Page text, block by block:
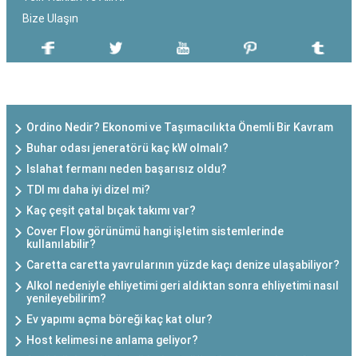
Bize Ulaşın
Ordino Nedir? Ekonomi ve Taşımacılıkta Önemli Bir Kavram
Buhar odası jeneratörü kaç kW olmalı?
Islahat fermanı neden başarısız oldu?
TDI mı daha iyi dizel mi?
Kaç çeşit çatal bıçak takımı var?
Cover Flow görünümü hangi işletim sistemlerinde
kullanılabilir?
Caretta caretta yavrularının yüzde kaçı denize ulaşabiliyor?
Alkol nedeniyle ehliyetimi geri aldıktan sonra ehliyetimi nasıl
yenileyebilirim?
Ev yapımı açma böreği kaç kat olur?
Host kelimesi ne anlama geliyor?